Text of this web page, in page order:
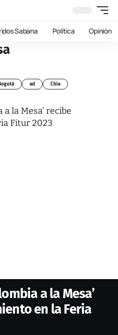
Sabana Política Opinión
ad Chía
a la Mesa’
en la Feria